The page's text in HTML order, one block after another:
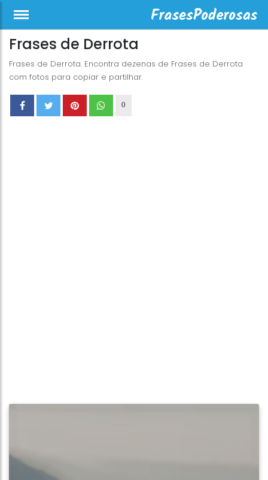
Frases de Derrota
Frases de Derrota. Encontra dezenas de Frases de Derrota
com fotos para copiar e partilhar.
0